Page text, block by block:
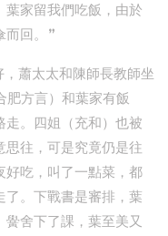
家留我們吃飯，由於
而回。”
蕭太太和陳師長教師坐
肥方言）和葉家有飯
。四姐（充和）也被
往，可是究竟仍是往
好吃，叫了一點菜，都
。下戰書是審排，葉
舍下了課，葉至美又